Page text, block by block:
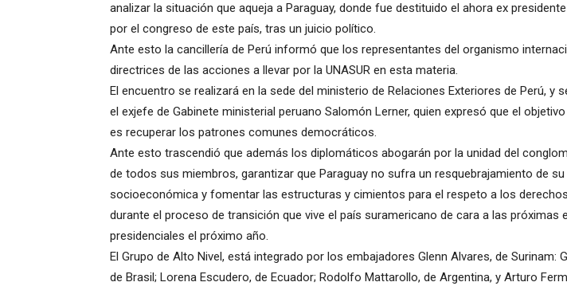
analizar la situación que aqueja a Paraguay, donde fue destituido el ahora ex
por el congreso de este país, tras un juicio político.
Ante esto la cancillería de Perú informó que los representantes del organismo
directrices de las acciones a llevar por la UNASUR en esta materia.
El encuentro se realizará en la sede del ministerio de Relaciones Exteriores de Perú, y
el exjefe de Gabinete ministerial peruano Salomón Lerner, quien expresó que el
es recuperar los patrones comunes democráticos.
Ante esto trascendió que además los diplomáticos abogarán por la unidad del
de todos sus miembros, garantizar que Paraguay no sufra un resquebrajamiento de
socioeconómica y fomentar las estructuras y cimientos para el respeto a los
durante el proceso de transición que vive el país suramericano de cara a las próximas
presidenciales el próximo año.
El Grupo de Alto Nivel, está integrado por los embajadores Glenn Alvares, de Surinam:
de Brasil; Lorena Escudero, de Ecuador; Rodolfo Mattarollo, de Argentina, y Arturo